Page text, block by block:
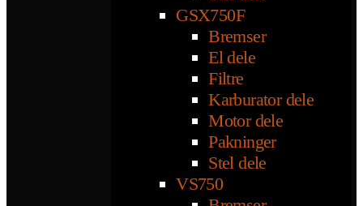
GSX750F
Bremser
El dele
Filtre
Karburator dele
Motor dele
Pakninger
Stel dele
VS750